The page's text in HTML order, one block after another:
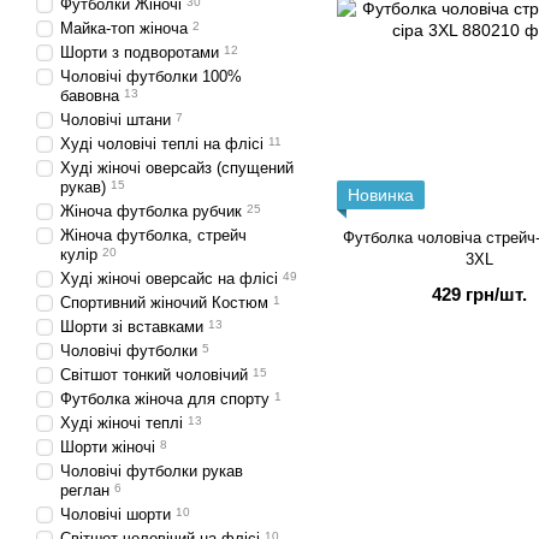
Новинка
Футболка чоловіча стрейч-
3XL
429 грн/шт.
Футболки Жіночі
Майка-топ жіноча 2
Шорти з подворотами 12
Чоловічі футболки 100%
бавовна 13
Чоловічі штани 7
Худі чоловічі теплі на флісі 11
Худі жіночі оверсайз (спущений
рукав) 15
Жіноча футболка рубчик 25
Жіноча футболка, стрейч
кулір 20
Худі жіночі оверсайс на флісі 49
Спортивний жіночий Костюм 1
Шорти зі вставками 13
Чоловічі футболки 5
Світшот тонкий чоловічий 15
Футболка жіноча для спорту 1
Худі жіночі теплі 13
Шорти жіночі 8
Чоловічі футболки рукав
реглан 6
Чоловічі шорти 10
10